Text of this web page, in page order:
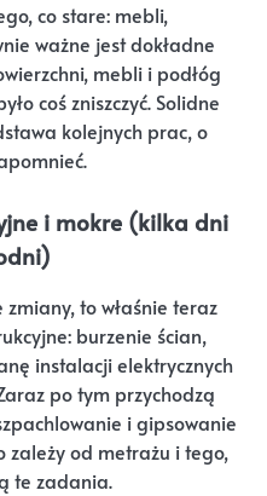
co stare: mebli,
ważne jest dokładne
mebli i podłóg
coś zniszczyć. Solidne
kolejnych prac, o
i mokre (kilka dni
to właśnie teraz
burzenie ścian,
instalacji elektrycznych
po tym przychodzą
i gipsowanie
zależy od metrażu i tego,
te zadania.